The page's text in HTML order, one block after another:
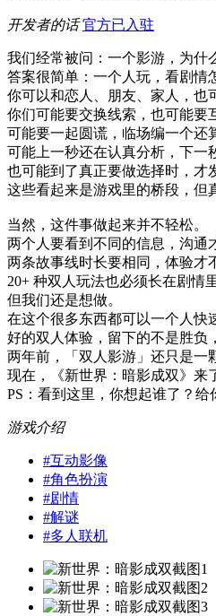
开发者的话 官方已入驻
我们经常被问：一个影游，为什
答案很简单：一个人玩，看剧情
你可以和恋人、朋友、家人，也
你们可能要交换线索，也可能要
可能要一起圆谎，临场编一个还
可能上一秒还在认真分析，下一
也可能到了真正要做选择时，才
这些看起来是游戏里的桥段，但
当然，这件事做起来并不轻松。
两个人要看到不同的信息，沟通
两条故事线时长要相同，体验才
20+ 种双人玩法也必须长在剧情
但我们还是想做。
在这个很多东西都可以一个人快
好的双人体验，留下的不是胜负
两年前，「双人影游」还只是一
现在，《新世界：暗影成双》来
PS：看到这里，你想起谁了？给
游戏介绍
#互动影像
#角色扮演
#剧情
#解谜
#多人联机